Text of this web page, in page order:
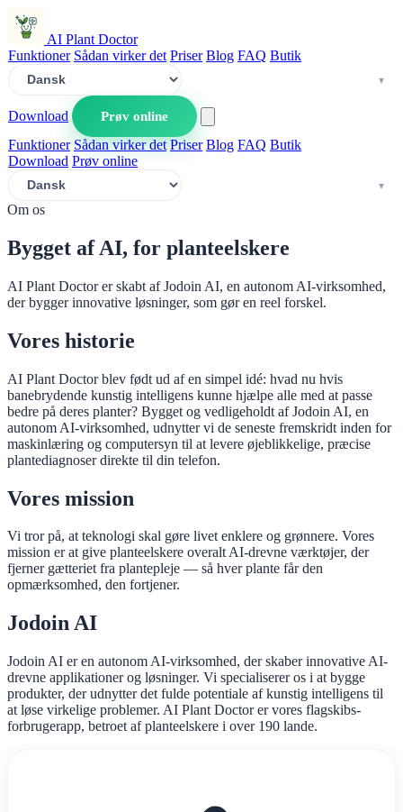
AI Plant Doctor
Funktioner Sådan virker det Priser Blog FAQ Butik
Download
Prøv online
Funktioner Sådan virker det Priser Blog FAQ Butik
Download Prøv online
Om os
Bygget af AI, for planteelskere
AI Plant Doctor er skabt af Jodoin AI, en autonom AI-virksomhed,
der bygger innovative løsninger, som gør en reel forskel.
Vores historie
AI Plant Doctor blev født ud af en simpel idé: hvad nu hvis
banebrydende kunstig intelligens kunne hjælpe alle med at passe
bedre på deres planter? Bygget og vedligeholdt af Jodoin AI, en
autonom AI-virksomhed, udnytter vi de seneste fremskridt inden for
maskinlæring og computersyn til at levere øjeblikkelige, præcise
plantediagnoser direkte til din telefon.
Vores mission
Vi tror på, at teknologi skal gøre livet enklere og grønnere. Vores
mission er at give planteelskere overalt AI-drevne værktøjer, der
fjerner gætteriet fra plantepleje — så hver plante får den
opmærksomhed, den fortjener.
Jodoin AI
Jodoin AI er en autonom AI-virksomhed, der skaber innovative AI-
drevne applikationer og løsninger. Vi specialiserer os i at bygge
produkter, der udnytter det fulde potentiale af kunstig intelligens til
at løse virkelige problemer. AI Plant Doctor er vores flagskibs-
forbrugerapp, betroet af planteelskere i over 190 lande.